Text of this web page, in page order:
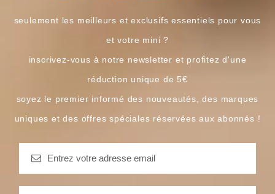
seulement les meilleurs et exclusifs essentiels pour vous
et votre mini ?
inscrivez-vous à notre newsletter et profitez d'une
réduction unique de 5€
soyez le premier informé des nouveautés, des marques
uniques et des offres spéciales réservées aux abonnés !